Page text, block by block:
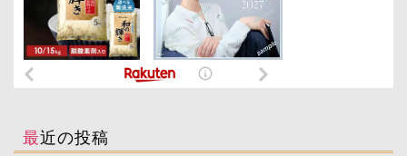
最近の投稿